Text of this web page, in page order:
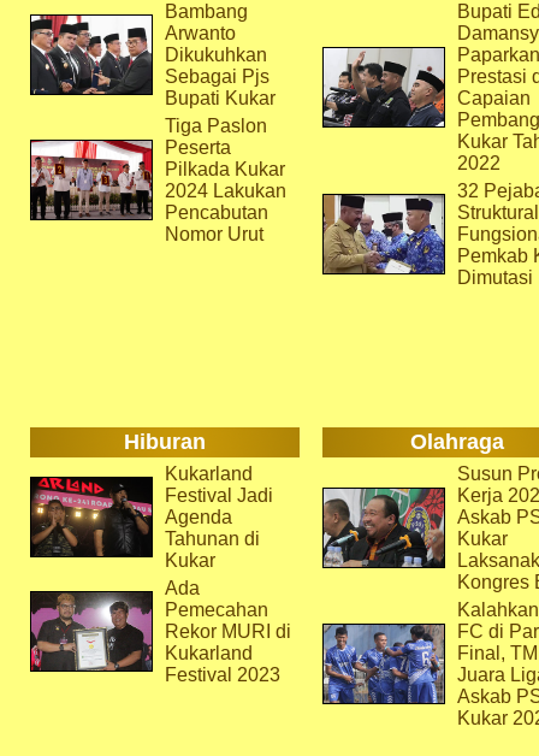
Bambang
Arwanto
Dikukuhkan
Sebagai Pjs
Bupati Kukar
Tiga Paslon
Peserta
Pilkada Kukar
2024 Lakukan
Pencabutan
Nomor Urut
Bupati
Paparkan
Prestasi
Capaian
Kukar
2022
32
Pemkab
Dimutasi
Hiburan Olahraga
Kukarland
Festival Jadi
Agenda
Tahunan di
Kukar
Ada
Pemecahan
Rekor MURI di
Kukarland
Festival 2023
Susun
Kerja
Askab
Kukar
Kongres
FC di
Final,
Juara
Askab
Kukar